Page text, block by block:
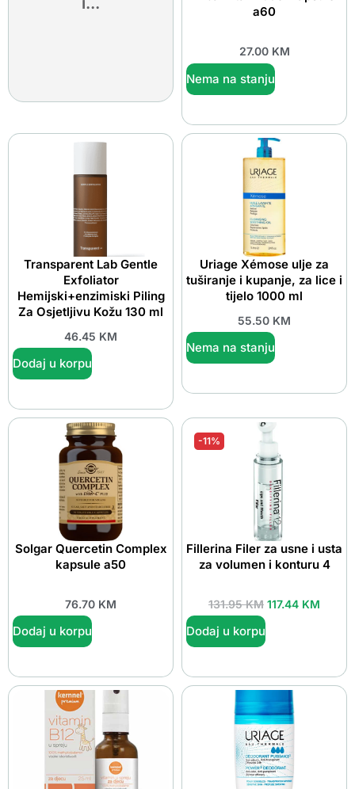
a60
27.00 KM
Nema na stanju
Transparent Lab Gentle
Exfoliator
Hemijski+enzimiski Piling
Za Osjetljivu Kožu 130 ml
46.45 KM
Dodaj u korpu
Uriage Xémose ulje za
tuširanje i kupanje, za lice i
tijelo 1000 ml
55.50 KM
Nema na stanju
Solgar Quercetin Complex
kapsule a50
76.70 KM
Dodaj u korpu
-11%
Fillerina Filer za usne i usta
za volumen i konturu 4
131.95KM 117.44 KM
Dodaj u korpu